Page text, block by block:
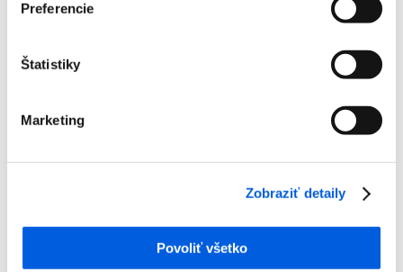
Preferencie
Štatistiky
Marketing
Zobraziť detaily
Povoliť všetko